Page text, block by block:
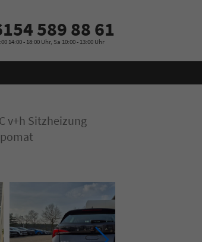
589 88 61
14:00 - 18:00 Uhr, Sa 10:00 - 13:00 Uhr
v+h Sitzheizung